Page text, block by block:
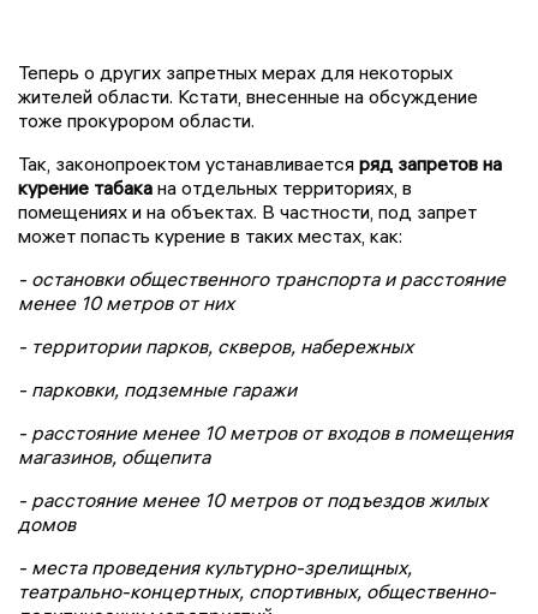
Теперь о других запретных мерах для некоторых
жителей области. Кстати, внесенные на обсуждение
тоже прокурором области.
Так, законопроектом устанавливается ряд запретов на
курение табака на отдельных территориях, в
помещениях и на объектах. В частности, под запрет
может попасть курение в таких местах, как:
- остановки общественного транспорта и расстояние
менее 10 метров от них
- территории парков, скверов, набережных
- парковки, подземные гаражи
- расстояние менее 10 метров от входов в помещения
магазинов, общепита
- расстояние менее 10 метров от подъездов жилых
домов
- места проведения культурно-зрелищных,
театрально-концертных, спортивных, общественно-